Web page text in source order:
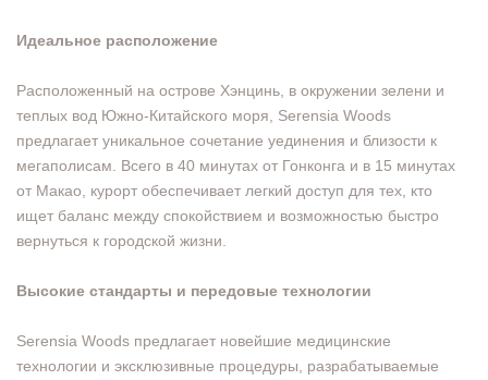
Идеальное расположение
Расположенный на острове Хэнцинь, в окружении зелени и
теплых вод Южно-Китайского моря, Serensia Woods
предлагает уникальное сочетание уединения и близости к
мегаполисам. Всего в 40 минутах от Гонконга и в 15 минутах
от Макао, курорт обеспечивает легкий доступ для тех, кто
ищет баланс между спокойствием и возможностью быстро
вернуться к городской жизни.
Высокие стандарты и передовые технологии
Serensia Woods предлагает новейшие медицинские
технологии и эксклюзивные процедуры, разрабатываемые